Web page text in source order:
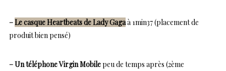
–Le casque Heartbeats de Lady Gagaà 1min37 (placement de
produit bien pensé)
– Un téléphone Virgin Mobilepeu de temps après (2ème